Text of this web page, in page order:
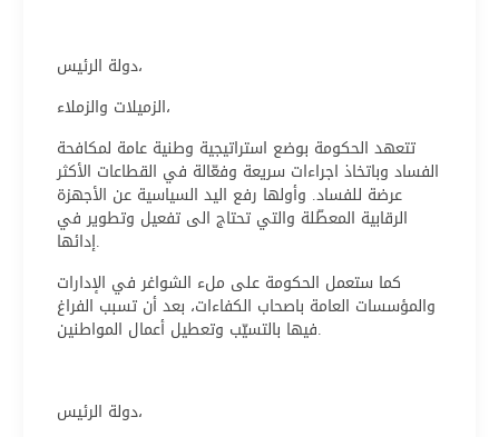
دولة الرئيس،
الزميلات والزملاء،
تتعهد الحكومة بوضع استراتيجية وطنية عامة لمكافحة
الفساد وباتخاذ اجراءات سريعة وفعّالة في القطاعات الأكثر
عرضة للفساد. وأولها رفع اليد السياسية عن الأجهزة
الرقابية المعطّلة والتي تحتاج الى تفعيل وتطوير في
إدائها.
كما ستعمل الحكومة على ملء الشواغر في الإدارات
والمؤسسات العامة باصحاب الكفاءات، بعد أن تسبب الفراغ
فيها بالتسيّب وتعطيل أعمال المواطنين.
دولة الرئيس،